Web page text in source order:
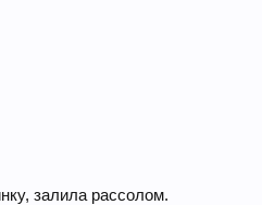
залила рассолом.